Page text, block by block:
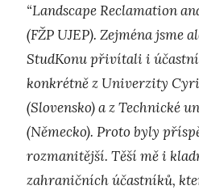
“Landscape Reclamation
(FŽP UJEP). Zejména jsme
StudKonu přivítali i
konkrétně z Univerzity
(Slovensko) a z Technické
(Německo). Proto byly
rozmanitější. Těší mě i
zahraničních účastníků,